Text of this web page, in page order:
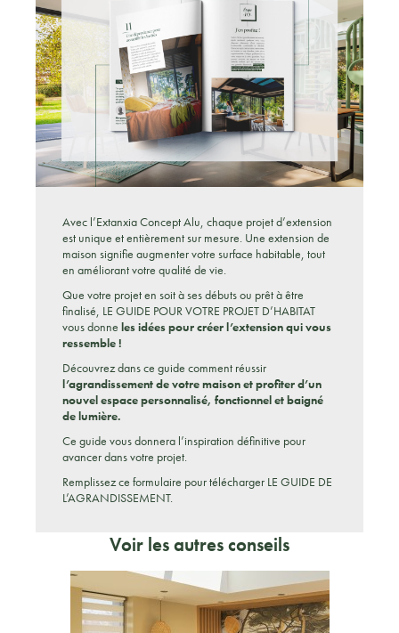
Avec l’Extanxia Concept Alu, chaque projet d’extension
est unique et entièrement sur mesure. Une extension de
maison signifie augmenter votre surface habitable, tout
en améliorant votre qualité de vie.
Que votre projet en soit à ses débuts ou prêt à être
finalisé, LE GUIDE POUR VOTRE PROJET D’HABITAT
vous donne les idées pour créer l’extension qui vous
ressemble !
Découvrez dans ce guide comment réussir
l’agrandissement de votre maison et profiter d’un
nouvel espace personnalisé, fonctionnel et baigné
de lumière.
Ce guide vous donnera l’inspiration définitive pour
avancer dans votre projet.
Remplissez ce formulaire pour télécharger LE GUIDE DE
L’AGRANDISSEMENT.
Voir les autres conseils